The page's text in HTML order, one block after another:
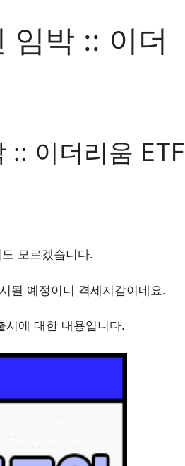
임박 :: 이더
:: 이더리움 ETF
모르겠습니다.
될 예정이니 격세지감이네요.
시에 대한 내용입니다.